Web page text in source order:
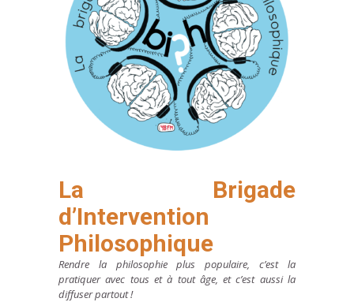
La Brigade
d’Intervention
Philosophique
Rendre la philosophie plus populaire, c’est la
pratiquer avec tous et à tout âge, et c’est aussi la
diffuser partout !